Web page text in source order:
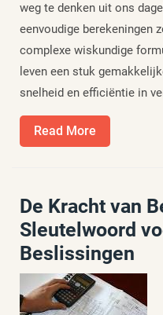
weg te denken uit ons
eenvoudige berekeningen
complexe wiskundige
leven een stuk
snelheid en efficiëntie in
Read More
More
De Kracht van
Sleutelwoord
Beslissingen